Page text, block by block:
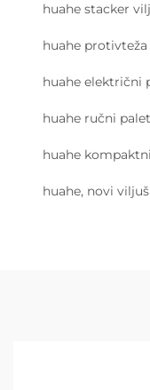
huahe stacker
huahe
huahe električni
huahe ručni
huahe
huahe, novi